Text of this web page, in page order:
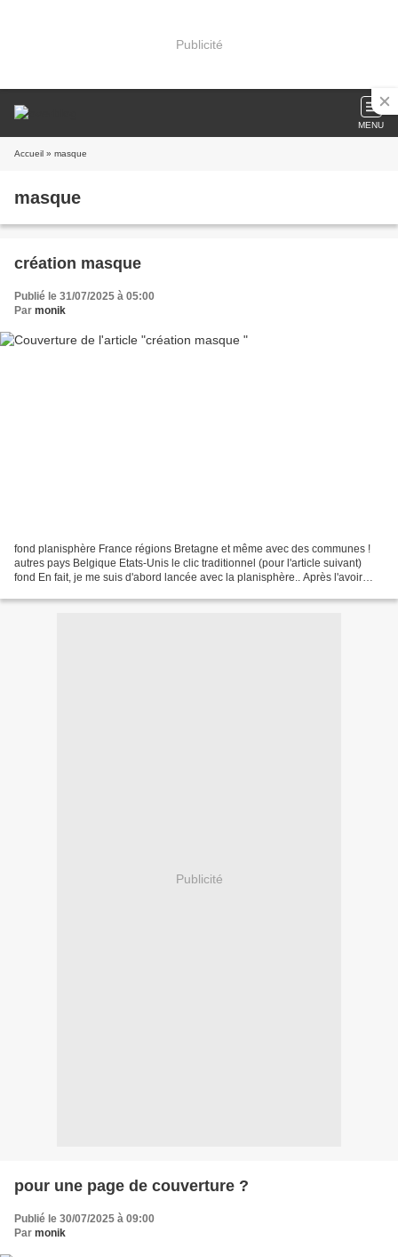
Publicité
MENU
Accueil » masque
masque
création masque
Publié le 31/07/2025 à 05:00
Par monik
fond planisphère France régions Bretagne et même avec des communes !
autres pays Belgique Etats-Unis le clic traditionnel (pour l'article suivant)
fond En fait, je me suis d'abord lancée avec la planisphère.. Après l'avoir
Publicité
pour une page de couverture ?
Publié le 30/07/2025 à 09:00
Par monik